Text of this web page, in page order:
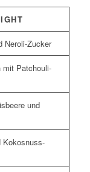
Neroli-Zucker
mit Patchouli-
und
Kokosnuss-